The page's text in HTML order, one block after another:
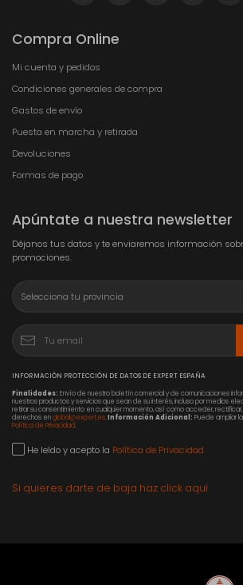
Compra Online
Mi cuenta y pedidos
Condiciones generales de compra
Gastos de envío
Puesta en marcha y retirada
Devoluciones
Formas de pago
Apúntate a nuestra newsletter
Déjanos tus datos y te enviaremos información
promociones.
INFORMACIÓN PROTECCIÓN DE DATOS DE EXPERT ESPAÑA
Finalidades: Envío de nuestro boletín comercial y de comunicaciones
nuestros productos y servicios que sean de su interés, incluso por medios
retirar su consentimiento en cualquier momento, así como acceder, rectificar,
derechos englobal@expert.es.Información Adicional: Puede ampliar
Política de Privacidad.
He leído y acepto la Política de Privacidad
Si quieres darte de baja haz click aquí